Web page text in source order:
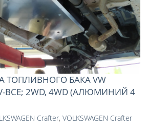
ТОПЛИВНОГО БАКА VW
V-ВСЕ; 2WD, 4WD (АЛЮМИНИЙ 4
Crafter, VOLKSWAGEN Crafter